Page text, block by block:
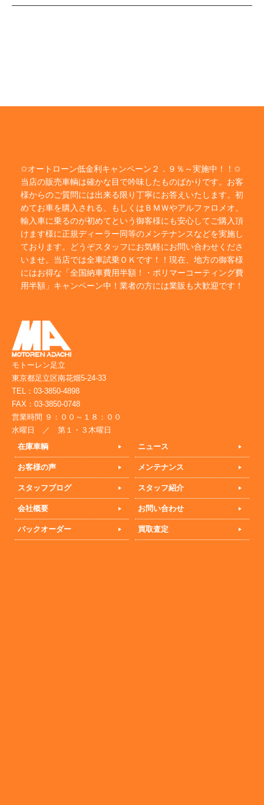
✩オートローン低金利キャンペーン２．９％～実施中！！✩
当店の販売車輌は確かな目で吟味したものばかりです。お客
様からのご質問には出来る限り丁寧にお答えいたします。初
めてお車を購入される、もしくはＢＭＷやアルファロメオ、
輸入車に乗るのが初めてという御客様にも安心してご購入頂
けます様に正規ディーラー同等のメンテナンスなどを実施し
ております。どうぞスタッフにお気軽にお問い合わせくださ
いませ。当店では全車試乗ＯＫです！！現在、地方の御客様
にはお得な「全国納車費用半額！・ポリマーコーティング費
用半額」キャンペーン中！業者の方には業販も大歓迎です！
モトーレン足立
東京都足立区南花畑5-24-33
TEL：03-3850-4898
FAX：03-3850-0748
営業時間 ９：００～１８：００
水曜日 ／ 第１・３木曜日
在庫車輌
ニュース
お客様の声 メンテナンス
スタッフブログ スタッフ紹介
会社概要 お問い合わせ
バックオーダー 買取査定